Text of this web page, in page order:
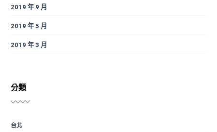
2019 年 9 月
2019 年 5 月
2019 年 3 月
分類
台北